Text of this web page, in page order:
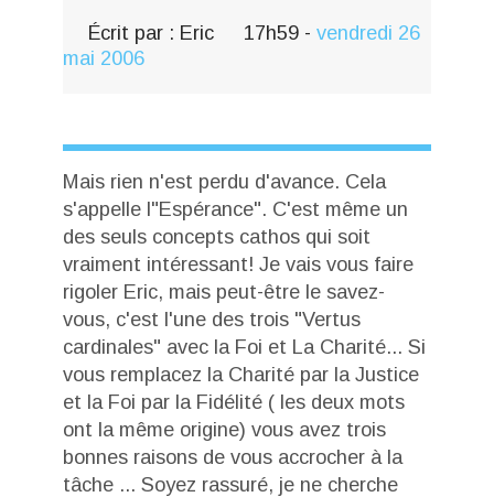
Écrit par : Eric 17h59 -vendredi 26
mai 2006
Mais rien n'est perdu d'avance. Cela
s'appelle l"Espérance". C'est même un
des seuls concepts cathos qui soit
vraiment intéressant! Je vais vous faire
rigoler Eric, mais peut-être le savez-
vous, c'est l'une des trois "Vertus
cardinales" avec la Foi et La Charité... Si
vous remplacez la Charité par la Justice
et la Foi par la Fidélité ( les deux mots
ont la même origine) vous avez trois
bonnes raisons de vous accrocher à la
tâche ... Soyez rassuré, je ne cherche